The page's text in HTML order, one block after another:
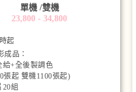
單機 /雙機
23,800 - 34,800
起
成品：
給+全後製調色
張起 雙機1100張起)
20組